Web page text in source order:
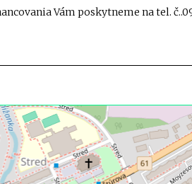
Vám poskytneme na tel.